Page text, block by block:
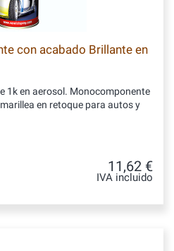
con acabado Brillante en
1k en aerosol. Monocomponente
en retoque para autos y
11,62 €
IVA incluido